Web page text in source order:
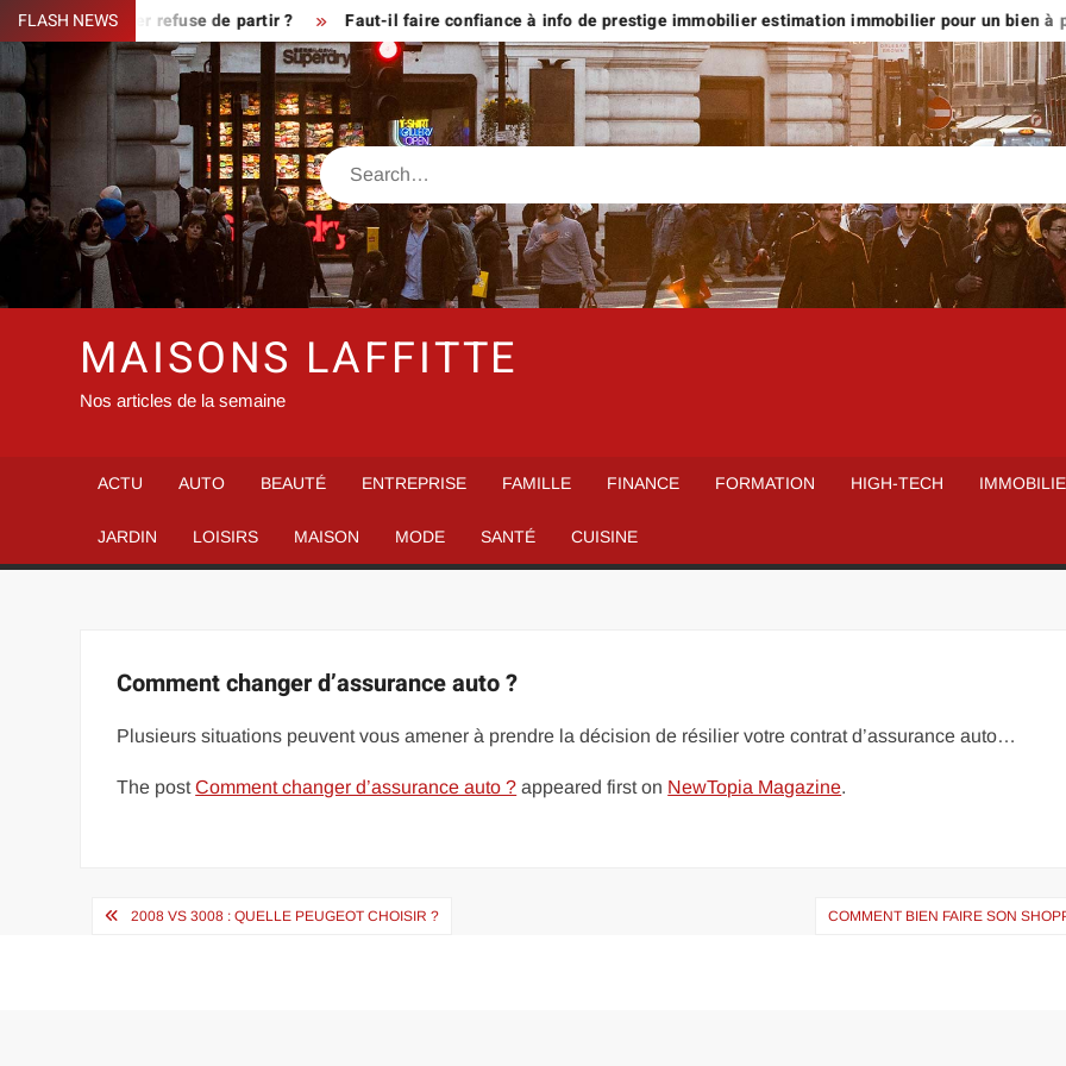
Skip
to
content
FLASH NEWS
le fermier refuse de partir ? Faut-il faire confiance à info de prestige immobilier estimation immobilier pour un bien à plus
Search
MAISONS LAFFITTE
Nos articles de la semaine
ACTU AUTO BEAUTÉ ENTREPRISE FAMILLE FINANCE FORMATION HIGH-TECH
JARDIN LOISIRS MAISON MODE SANTÉ CUISINE
Comment changer d’assurance auto ?
Plusieurs situations peuvent vous amener à prendre la décision de résilier votre contrat d’assurance auto…
The postComment changer d’assurance auto ? appeared first on NewTopia Magazine.
Navigation
2008 VS 3008 : QUELLE PEUGEOT CHOISIR ? COMMENT BIEN FAIRE SON